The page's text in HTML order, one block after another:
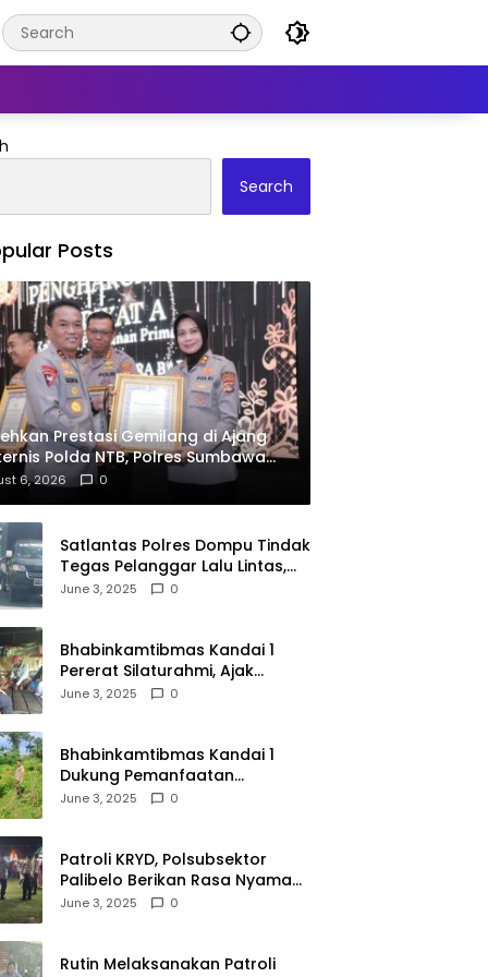
Search
Posts
Prestasi Gemilang di Ajang
Polda NTB, Polres Sumbawa
Penghargaan Pelayanan Prima
6, 2026 0
Satlantas Polres Dompu Tindak
Tegas Pelanggar Lalu Lintas,
Mobil Bodong, dan Kendaraan
June 3, 2025 0
Bhabinkamtibmas Kandai 1
Pererat Silaturahmi, Ajak
Warga Jaga Keamanan
June 3, 2025 0
Bhabinkamtibmas Kandai 1
Dukung Pemanfaatan
Pekarangan untuk Ketahanan
June 3, 2025 0
Patroli KRYD, Polsubsektor
Palibelo Berikan Rasa Nyaman
Bagi Masyarakat dan
June 3, 2025 0
Rutin Melaksanakan Patroli